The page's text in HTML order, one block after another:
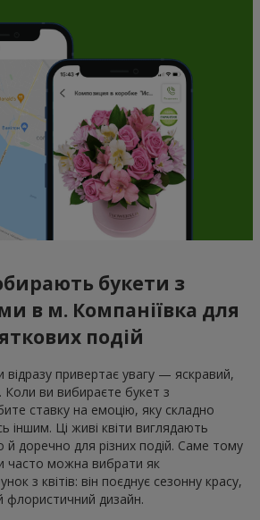
букети з
в м. Компаніївка для
подій
привертає увагу — яскравий,
Коли ви вибираєте букет з
ставку на емоцію, яку складно
іншим. Ці живі квіти виглядають
й доречно для різних подій. Саме тому
часто можна вибрати як
з квітів: він поєднує сезонну красу,
флористичний дизайн.